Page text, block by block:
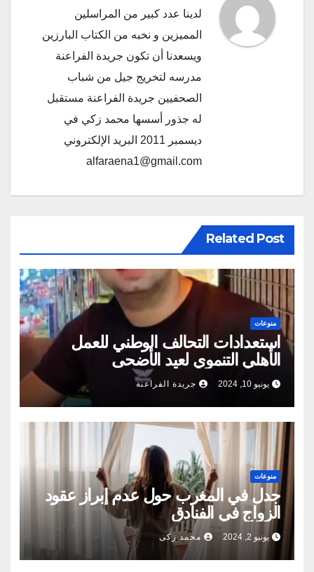
لدينا عدد كبير من المراسلين
المميزين و نخبه من الكتاب البارزين
ويسعدنا أن تكون جريدة الفراعنة
مدرسه لتخريج جيل من شباب
الصحفيين جريدة الفراعنة مستقبل
له جذور أسسها محمد زكي في
ديسمبر 2011 البريد الإلكتروني
alfaraena1@gmail.com
Related Post
منوعات
استعدادات التحالف الوطني للعمل
الأهلي التنموي لعيد الأضحى
يونيو 10, 2024 جريدة الفراعنة
منوعات
جدل في المغرب حول عدم إبراز عقود
الزواج في الفنادق
يونيو 2, 2024 محمد زكى